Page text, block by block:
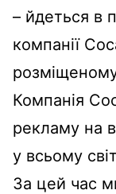
– йдеться в
компанії
Компанія
рекламу на
у всьому
За цей час